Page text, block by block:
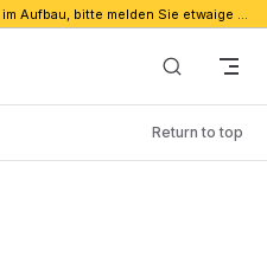
🛠️ Diese Dokumentation befindet sich im Aufbau, bitte melden Sie etwaige Probleme. 🔗
Return to top